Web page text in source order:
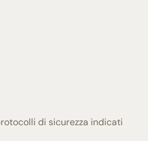
di sicurezza indicati